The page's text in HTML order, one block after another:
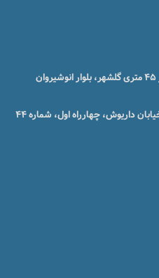
آدرس رسمی نصیر: کرج، مهرویلا، بلوار 45 متری گلشهر، بلوار انوشیروان
آدرس دفتر مرکزی: کرج، گوهردشت، خیابان داریوش، چهارراه اول، شماره ۴۴